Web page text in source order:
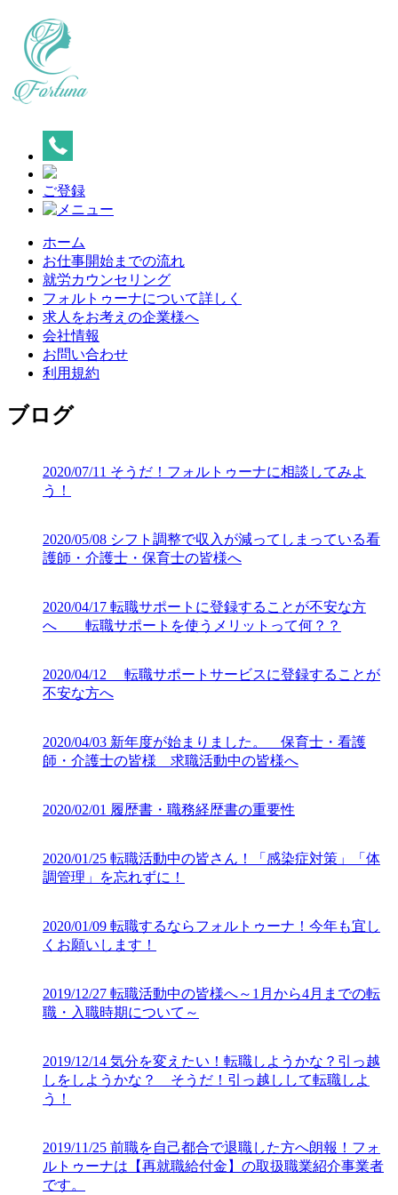
ご登録
ホーム
お仕事開始までの流れ
就労カウンセリング
フォルトゥーナについて詳しく
求人をお考えの企業様へ
会社情報
お問い合わせ
利用規約
ブログ
2020/07/11 そうだ！フォルトゥーナに相談してみよ
う！
2020/05/08 シフト調整で収入が減ってしまっている看
護師・介護士・保育士の皆様へ
2020/04/17 転職サポートに登録することが不安な方
へ 転職サポートを使うメリットって何？？
2020/04/12
転職サポートサービスに登録することが
不安な方へ
2020/04/03 新年度が始まりました。 保育士・看護
師・介護士の皆様 求職活動中の皆様へ
2020/02/01 履歴書・職務経歴書の重要性
2020/01/25 転職活動中の皆さん！「感染症対策」「体
調管理」を忘れずに！
2020/01/09 転職するならフォルトゥーナ！今年も宜し
くお願いします！
2019/12/27 転職活動中の皆様へ～1月から4月までの転
職・入職時期について～
2019/12/14 気分を変えたい！転職しようかな？引っ越
しをしようかな？ そうだ！引っ越しして転職しよ
う！
2019/11/25 前職を自己都合で退職した方へ朗報！フォ
ルトゥーナは【再就職給付金】の取扱職業紹介事業者
です。